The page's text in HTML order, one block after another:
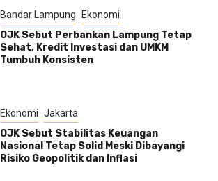
Bandar Lampung Ekonomi
OJK Sebut Perbankan Lampung Tetap
Sehat, Kredit Investasi dan UMKM
Tumbuh Konsisten
Ekonomi Jakarta
OJK Sebut Stabilitas Keuangan
Nasional Tetap Solid Meski Dibayangi
Risiko Geopolitik dan Inflasi